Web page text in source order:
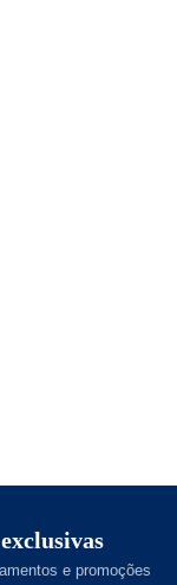
e promoções